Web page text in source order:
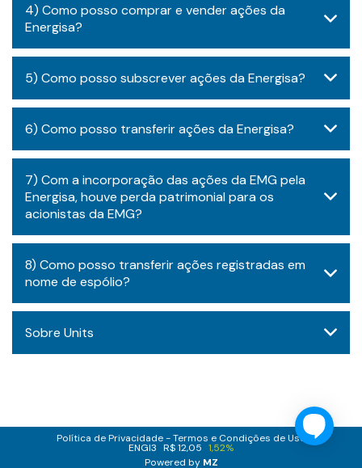
4) Como posso comprar e vender ações da
Energisa?
5) Como posso subscrever ações da Energisa?
6) ​​Como posso transferir ações da Energisa?
7) Com a incorporação das ações da EMG pela
Energisa, houve perda patrimonial para os
acionistas da EMG?
8) ​Como posso transferir ações registradas em
nome de espólio?
Sobre Units
Política de Privacidade Termos e Condições de Uso
ENGI3 R$ 12,05 1,52%
Powered by MZ